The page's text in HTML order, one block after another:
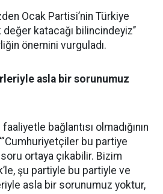
Ocak Partisi’nin Türkiye
katacağı bilincindeyiz’’
önemini vurguladı.
asla bir sorunumuz
bağlantısı olmadığının
bu partiye
ortaya çıkabilir. Bizim
şu partiyle bu partiyle ve
asla bir sorunumuz yoktur,